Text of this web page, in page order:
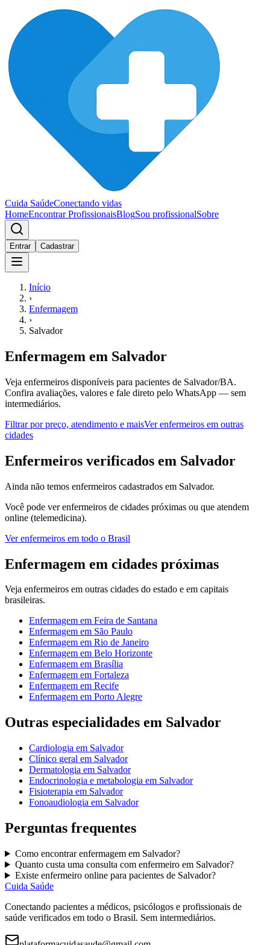
Cuida SaúdeConectando vidas
HomeEncontrar ProfissionaisBlogSou profissionalSobre
Entrar Cadastrar
Início
›
Enfermagem
›
Salvador
Enfermagem em Salvador
Veja enfermeiros disponíveis para pacientes de Salvador/BA.
Confira avaliações, valores e fale direto pelo WhatsApp — sem
intermediários.
Filtrar por preço, atendimento e maisVerenfermeiros em outras
cidades
Enfermeiros verificados em Salvador
Ainda não temos enfermeiros cadastrados em Salvador.
Você pode verenfermeiros de cidades próximas ou que atendem
online (telemedicina).
Verenfermeiros em todo o Brasil
Enfermagem em cidades próximas
Veja enfermeiros em outras cidades do estado e em capitais
brasileiras.
Enfermagem em Feira de Santana
Enfermagem em São Paulo
Enfermagem em Rio de Janeiro
Enfermagem em Belo Horizonte
Enfermagem em Brasília
Enfermagem em Fortaleza
Enfermagem em Recife
Enfermagem em Porto Alegre
Outras especialidades em Salvador
Cardiologia em Salvador
Clínico geral em Salvador
Dermatologia em Salvador
Endocrinologia e metabologia em Salvador
Fisioterapia em Salvador
Fonoaudiologia em Salvador
Perguntas frequentes
Como encontrarenfermagemem Salvador?
Quanto custa uma consulta com enfermeiroem Salvador?
Existe enfermeiroonline para pacientes de Salvador?
Cuida Saúde
Conectando pacientes a médicos, psicólogos e profissionais de
saúde verificados em todo o Brasil. Sem intermediários.